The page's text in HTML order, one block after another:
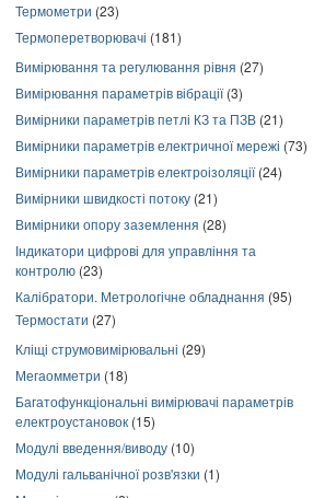
Термометри (23)
Термоперетворювачі (181)
Вимірювання та регулювання рівня (27)
Вимірювання параметрів вібрації(3)
Вимірники параметрів петлі КЗ та ПЗВ (21)
Вимірники параметрів електричної мережі (73)
Вимірники параметрів електроізоляції(24)
Вимірники швидкості потоку (21)
Вимірники опору заземлення (28)
Індикатори цифрові для управління та
контролю (23)
Калібратори. Метрологічне обладнання (95)
Термостати (27)
Кліщі струмовимірювальні (29)
Мегаомметри (18)
Багатофункціональні вимірювачі параметрів
електроустановок (15)
Модулі введення/виводу (10)
Модулі гальванічної розв'язки (1)